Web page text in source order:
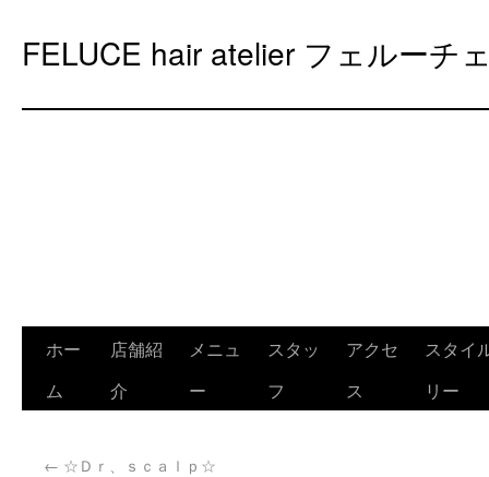
FELUCE hair atelier フェルーチ
ホー
ム
店舗紹
介
メニュ
ー
スタッ
フ
アクセ
ス
スタイ
リー
← ☆Ｄｒ、ｓｃａｌｐ☆